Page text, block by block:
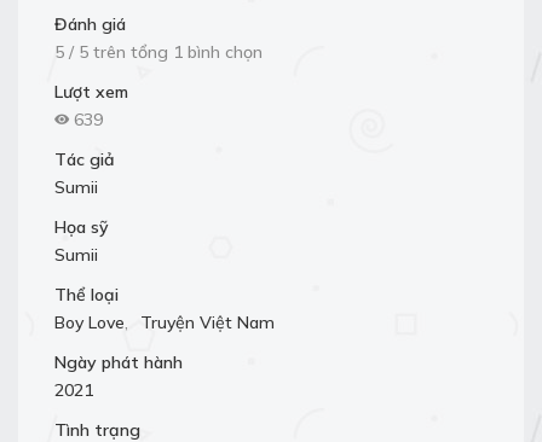
Đánh giá
5 / 5 trên tổng 1 bình chọn
Lượt xem
639
Tác giả
Sumii
Họa sỹ
Sumii
Thể loại
Boy Love,
Truyện Việt Nam
Ngày phát hành
2021
Tình trạng